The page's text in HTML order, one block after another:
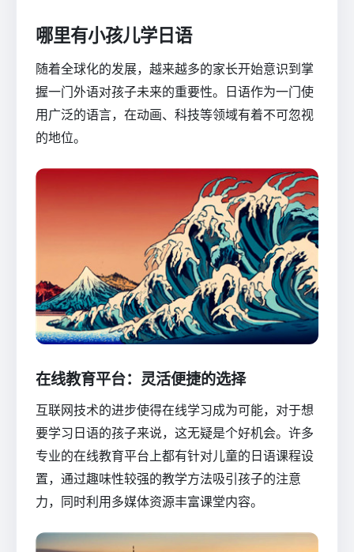
哪里有小孩儿学日语
随着全球化的发展，越来越多的家长开始意识到掌
握一门外语对孩子未来的重要性。日语作为一门使
用广泛的语言，在动画、科技等领域有着不可忽视
的地位。
在线教育平台：灵活便捷的选择
互联网技术的进步使得在线学习成为可能，对于想
要学习日语的孩子来说，这无疑是个好机会。许多
专业的在线教育平台上都有针对儿童的日语课程设
置，通过趣味性较强的教学方法吸引孩子的注意
力，同时利用多媒体资源丰富课堂内容。